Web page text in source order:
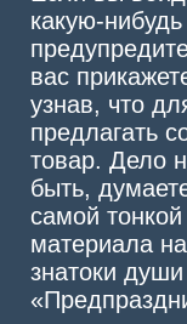
какую-
вас
узнав, что
предлагать
товар. Дело
быть,
самой
материала
знатоки